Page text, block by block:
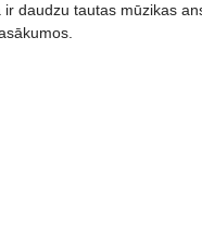
daudzu tautas mūzikas